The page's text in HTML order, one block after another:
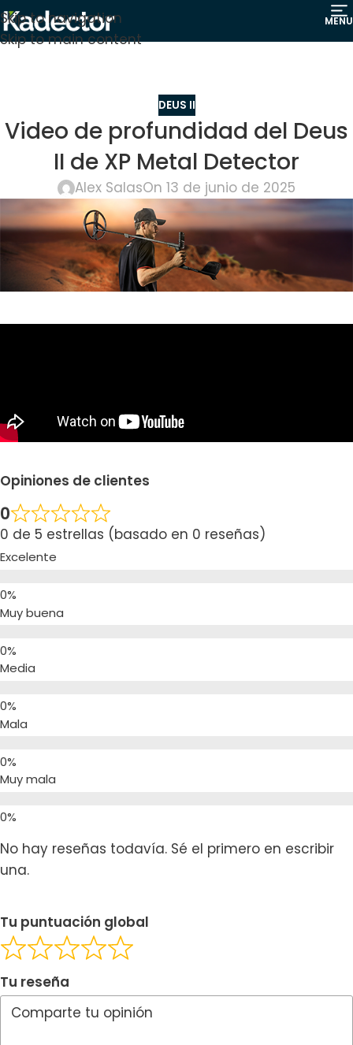
Skip to navigation
Skip to main content
MENU
DEUS II
Video de profundidad del Deus
II de XP Metal Detector
Alex SalasOn 13 de junio de 2025
Opiniones de clientes
0
0 de 5 estrellas (basado en 0 reseñas)
Excelente
Muy buena
Media
Mala
Muy mala
No hay reseñas todavía. Sé el primero en escribir
una.
Tu puntuación global
Tu reseña